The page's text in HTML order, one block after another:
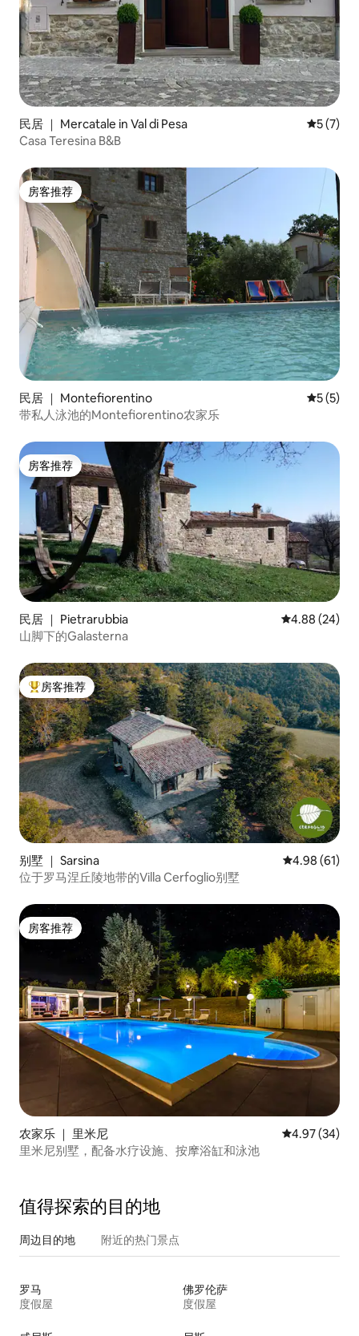
民居 ｜ Mercatale in Val di Pesa 平均评分
5 (7)
Casa Teresina B&B
房客推荐
房客推荐
民居 ｜ Montefiorentino 平均评分
5 (5)
带私人泳池的Montefiorentino农家乐
房客推荐
房客推荐
民居 ｜ Pietrarubbia 平均评分 4.88
4.88 (24)
山脚下的Galasterna
热门「房客推荐」
房客推荐
别墅 ｜ Sarsina 平均评分
4.98 (61)
位于罗马涅丘陵地带的Villa Cerfoglio别墅
房客推荐
房客推荐
农家乐 ｜ 里米尼 平均评分
4.97 (34)
里米尼别墅，配备水疗设施、按摩浴缸和泳池
值得探索的目的地
周边目的地 附近的热门景点
罗马
度假屋
佛罗伦萨
度假屋